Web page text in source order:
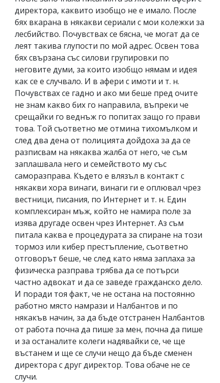
директора, каквито изобщо не е имало. После
бях вкарана в някакви сериали с мои колежки за
лесбийство. Почувствах се бясна, че могат да се
леят такива глупости по мой адрес. Освен това
бях свързана със силови групировки по
неговите думи, за които изобщо нямам и идея
как се е случвало. И в афери с имоти и т. н.
Почувствах се гадно и ако ми беше пред очите
не знам какво бих го направила, въпреки че
срещайки го веднъж го попитах защо го прави
това. Той съответно ме отмина тихомълком и
след два дена от полицията дойдоха за да се
разписвам на някаква жалба от него, че съм
заплашвала него и семейството му със
саморазправа. Където е влязъл в контакт с
някакви хора винаги, винаги ги е оплювал чрез
вестници, писания, по Интернет и т. н. Един
комплексиран мъж, който не намира поле за
изява другаде освен чрез Интернет. Аз съм
питала каква е процедурата за спиране на този
тормоз или кибер престъпление, съответно
отговорът беше, че след като няма заплаха за
физическа разправа трябва да се потърси
частно адвокат и да се заведе гражданско дело.
И поради тоя факт, че не остана на постоянно
работно място намрази и Налбантов и по
някакъв начин, за да бъде отстранен Налбантов
от работа почна да пише за мен, почна да пише
и за останалите колеги надявайки се, че ще
въстанем и ще се случи нещо да бъде сменен
директора с друг директор. Това обаче не се
случи.